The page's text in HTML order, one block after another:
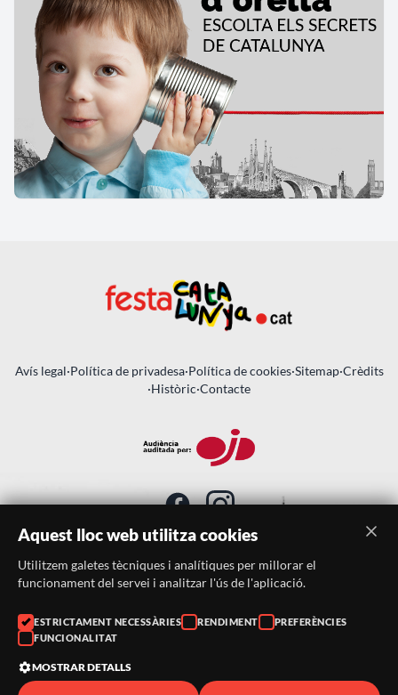
Avís legal·Política de privadesa·Política de cookies·Sitemap·Crèdits
·Històric·Contacte
SUBSCRIU-TE AL BUTLLETÍ
Telèfon:
938046359
Correu:
Aquest lloc web utilitza cookies
Utilitzem galetes tècniques i analítiques per millorar el
funcionament del servei i analitzar l'ús de l'aplicació.
ESTRICTAMENT NECESSÀRIES RENDIMENT
PREFERÈNCIES
FUNCIONALITAT
MOSTRAR DETALLS